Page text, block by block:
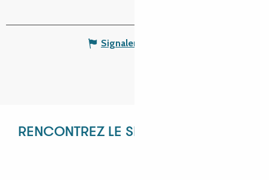
Signaler une erreur
RENCONTREZ LE SERVICE RÉCEPTIF !